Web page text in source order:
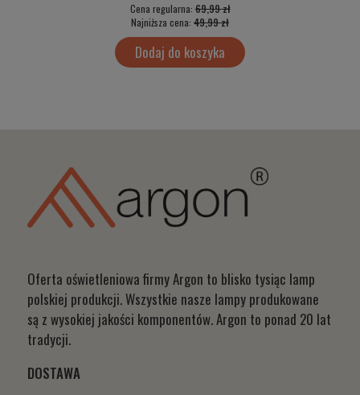
Cena regularna:69,99 zł
Najniższa cena: 49,99 zł
Dodaj do koszyka
Oferta oświetleniowa firmy Argon to blisko tysiąc lamp
polskiej produkcji. Wszystkie nasze lampy produkowane
są z wysokiej jakości komponentów. Argon to ponad 20 lat
tradycji.
DOSTAWA